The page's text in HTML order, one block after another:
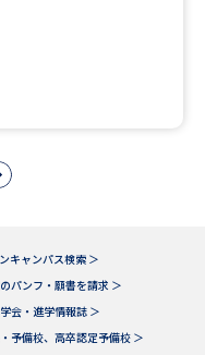
キャンパス検索 ＞
パンフ・願書を請求 ＞
会・進学情報誌 ＞
予備校、高卒認定予備校 ＞